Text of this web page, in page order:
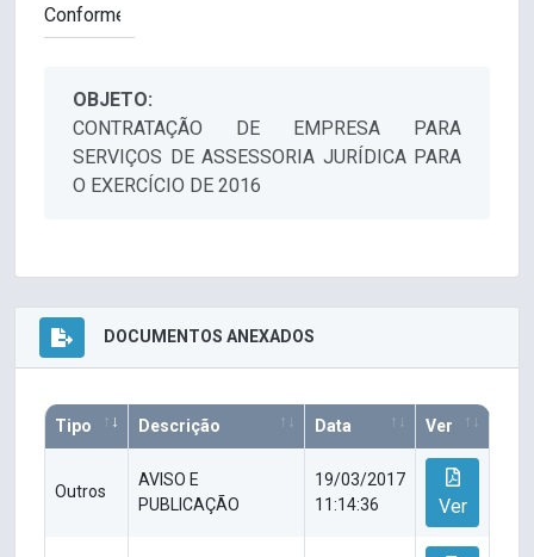
OBJETO:
CONTRATAÇÃO DE EMPRESA PARA
SERVIÇOS DE ASSESSORIA JURÍDICA PARA
O EXERCÍCIO DE 2016
DOCUMENTOS ANEXADOS
Tipo Descrição Data Ver
Outros
AVISO E
PUBLICAÇÃO
19/03/2017
11:14:36
Ver